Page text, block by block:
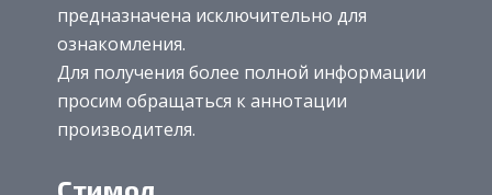
предназначена исключительно для
ознакомления.
Для получения более полной информации
просим обращаться к аннотации
производителя.